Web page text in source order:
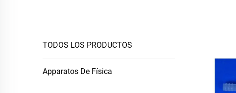
TODOS LOS PRODUCTOS
Apparatos De Física